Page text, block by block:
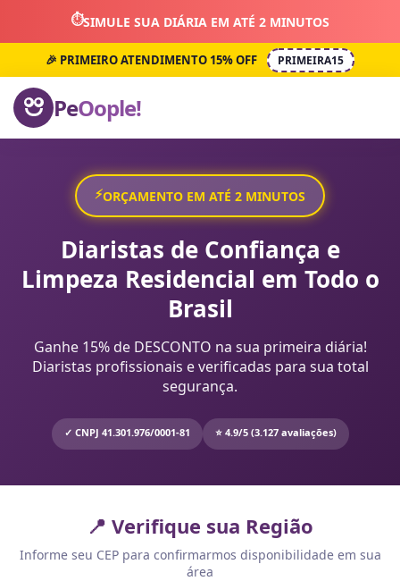
⏱️SIMULE SUA DIÁRIA EM ATÉ 2 MINUTOS
🎉 PRIMEIRO ATENDIMENTO 15% OFF PRIMEIRA15
PeOople!
⚡ORÇAMENTO EM ATÉ 2 MINUTOS
Diaristas de Confiança e
Limpeza Residencial em Todo o
Brasil
Ganhe 15% de DESCONTO na sua primeira diária!
Diaristas profissionais e verificadas para sua total
segurança.
✓ CNPJ 41.301.976/0001-81 ⭐ 4.9/5 (3.127 avaliações)
📍 Verifique sua Região
Informe seu CEP para confirmarmos disponibilidade em sua
área